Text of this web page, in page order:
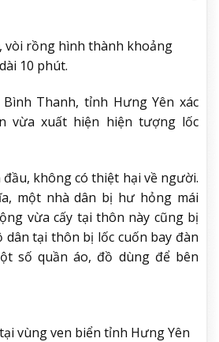
vòi rồng hình thành khoảng
10 phút.
Thanh, tỉnh Hưng Yên xác
vừa xuất hiện hiện tượng lốc
không có thiệt hại về người.
một nhà dân bị hư hỏng mái
vừa cấy tại thôn này cũng bị
tại thôn bị lốc cuốn bay đàn
số quần áo, đồ dùng để bên
vùng ven biển tỉnh Hưng Yên